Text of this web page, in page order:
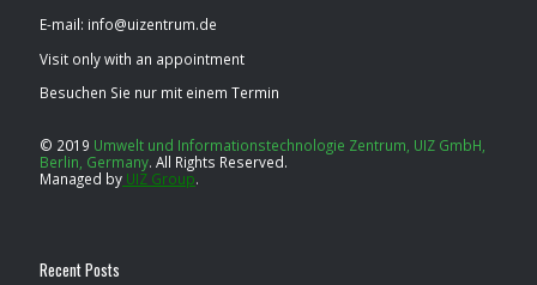
E-mail: info@uizentrum.de
Visit only with an appointment
Besuchen Sie nur mit einem Termin
© 2019 Umwelt und Informationstechnologie Zentrum, UIZ GmbH,
Berlin, Germany. All Rights Reserved.
Managed by UIZ Group.
Recent Posts